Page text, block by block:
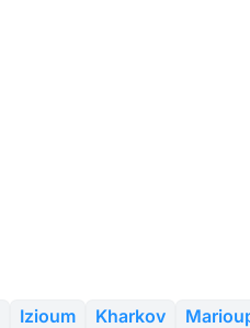
Izioum Kharkov